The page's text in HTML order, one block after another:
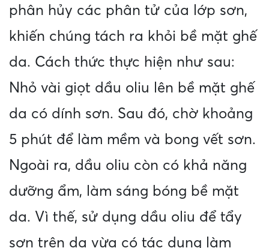
phân hủy các phân tử của lớp sơn,
khiến chúng tách ra khỏi bề mặt ghế
da. Cách thức thực hiện như sau:
Nhỏ vài giọt dầu oliu lên bề mặt ghế
da có dính sơn. Sau đó, chờ khoảng
5 phút để làm mềm và bong vết sơn.
Ngoài ra, dầu oliu còn có khả năng
dưỡng ẩm, làm sáng bóng bề mặt
da. Vì thế, sử dụng dầu oliu để tẩy
sơn trên da vừa có tác dụng làm